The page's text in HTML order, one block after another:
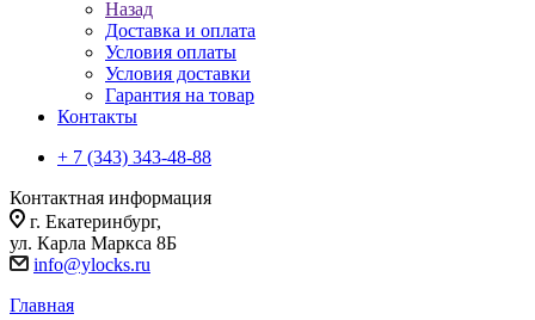
Назад
Доставка и оплата
Условия оплаты
Условия доставки
Гарантия на товар
Контакты
+ 7 (343) 343-48-88
Контактная информация
г. Екатеринбург,
ул. Карла Маркса 8Б
info@ylocks.ru
Главная